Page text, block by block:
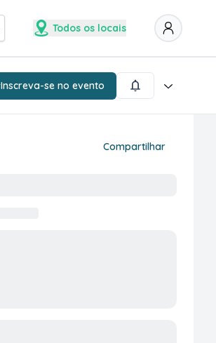
Todos os locais
Inscreva-se no evento
Compartilhar